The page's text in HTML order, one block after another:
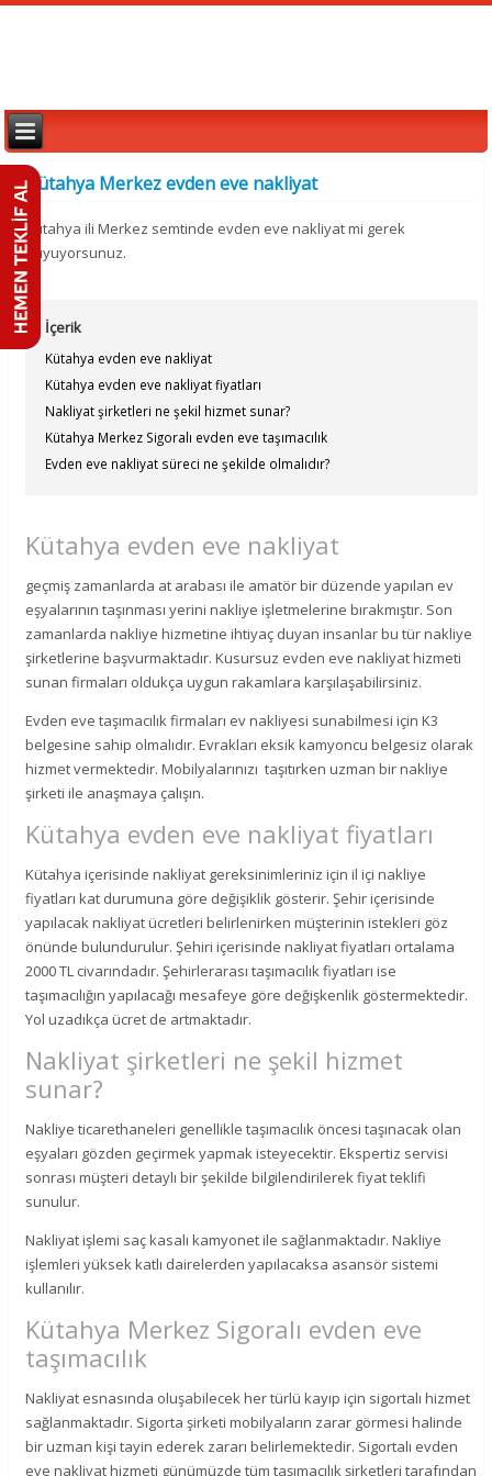
Kütahya Merkez evden eve nakliyat
Kütahya ili Merkez semtinde evden eve nakliyat mi gerek
duyuyorsunuz.
İçerik
Kütahya evden eve nakliyat
Kütahya evden eve nakliyat fiyatları
Nakliyat şirketleri ne şekil hizmet sunar?
Kütahya Merkez Sigoralı evden eve taşımacılık
Evden eve nakliyat süreci ne şekilde olmalıdır?
Kütahya evden eve nakliyat
geçmiş zamanlarda at arabası ile amatör bir düzende yapılan ev
eşyalarının taşınması yerini nakliye işletmelerine bırakmıştır. Son
zamanlarda nakliye hizmetine ihtiyaç duyan insanlar bu tür nakliye
şirketlerine başvurmaktadır. Kusursuz evden eve nakliyat hizmeti
sunan firmaları oldukça uygun rakamlara karşılaşabilirsiniz.
Evden eve taşımacılık firmaları ev nakliyesi sunabilmesi için K3
belgesine sahip olmalıdır. Evrakları eksik kamyoncu belgesiz olarak
hizmet vermektedir. Mobilyalarınızı taşıtırken uzman bir nakliye
şirketi ile anaşmaya çalışın.
Kütahya evden eve nakliyat fiyatları
Kütahya içerisinde nakliyat gereksinimleriniz için il içi nakliye
fiyatları kat durumuna göre değişiklik gösterir. Şehir içerisinde
yapılacak nakliyat ücretleri belirlenirken müşterinin istekleri göz
önünde bulundurulur. Şehiri içerisinde nakliyat fiyatları ortalama
2000 TL civarındadır. Şehirlerarası taşımacılık fiyatları ise
taşımacılığın yapılacağı mesafeye göre değişkenlik göstermektedir.
Yol uzadıkça ücret de artmaktadır.
Nakliyat şirketleri ne şekil hizmet
sunar?
Nakliye ticarethaneleri genellikle taşımacılık öncesi taşınacak olan
eşyaları gözden geçirmek yapmak isteyecektir. Ekspertiz servisi
sonrası müşteri detaylı bir şekilde bilgilendirilerek fiyat teklifi
sunulur.
Nakliyat işlemi saç kasalı kamyonet ile sağlanmaktadır. Nakliye
işlemleri yüksek katlı dairelerden yapılacaksa asansör sistemi
kullanılır.
Kütahya Merkez Sigoralı evden eve
taşımacılık
Nakliyat esnasında oluşabilecek her türlü kayıp için sigortalı hizmet
sağlanmaktadır. Sigorta şirketi mobilyaların zarar görmesi halinde
bir uzman kişi tayin ederek zararı belirlemektedir. Sigortalı evden
eve nakliyat hizmeti günümüzde tüm taşımacılık şirketleri tarafından